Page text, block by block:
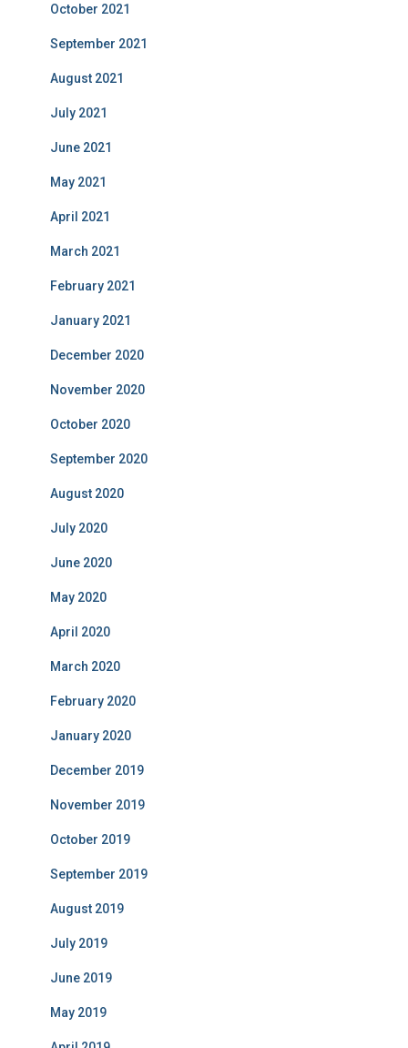
October 2021
September 2021
August 2021
July 2021
June 2021
May 2021
April 2021
March 2021
February 2021
January 2021
December 2020
November 2020
October 2020
September 2020
August 2020
July 2020
June 2020
May 2020
April 2020
March 2020
February 2020
January 2020
December 2019
November 2019
October 2019
September 2019
August 2019
July 2019
June 2019
May 2019